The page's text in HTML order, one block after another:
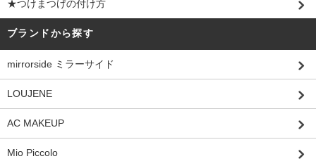
★つけまつげの付け方
ブランドから探す
mirrorside ミラーサイド
LOUJENE
AC MAKEUP
Mio Piccolo